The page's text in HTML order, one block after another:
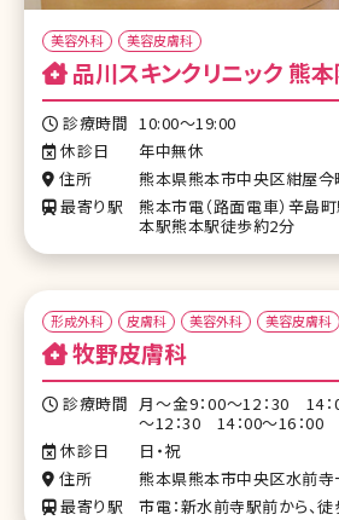
美容外科 美容皮膚科
品川スキンクリニック 熊
診療時間 10:00～19:00
休診日
年中無休
住所
熊本県熊本市中央区紺屋今
最寄り駅
熊本市電（路面電車）辛島
本駅熊本駅徒歩約2分
形成外科 皮膚科 美容外科 美容皮膚科
牧野皮膚科
診療時間 月～金9：00～12：30 14
～12：30 14：00～16：00
休診日
日・祝
住所
熊本県熊本市中央区水前
最寄り駅
市電：新水前寺駅前から、